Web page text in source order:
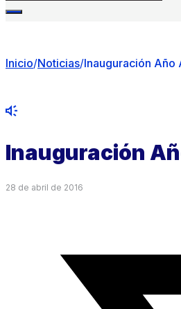
Inicio/Noticias/Inauguración Año
Inauguración
28 de abril de 2016